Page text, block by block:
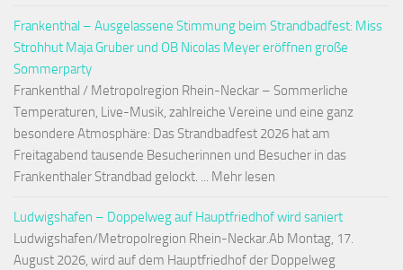
Frankenthal – Ausgelassene Stimmung beim Strandbadfest: Miss
Strohhut Maja Gruber und OB Nicolas Meyer eröffnen große
Sommerparty
Frankenthal / Metropolregion Rhein-Neckar – Sommerliche
Temperaturen, Live-Musik, zahlreiche Vereine und eine ganz
besondere Atmosphäre: Das Strandbadfest 2026 hat am
Freitagabend tausende Besucherinnen und Besucher in das
Frankenthaler Strandbad gelockt. ... Mehr lesen
Ludwigshafen – Doppelweg auf Hauptfriedhof wird saniert
Ludwigshafen/Metropolregion Rhein-Neckar.Ab Montag, 17.
August 2026, wird auf dem Hauptfriedhof der Doppelweg